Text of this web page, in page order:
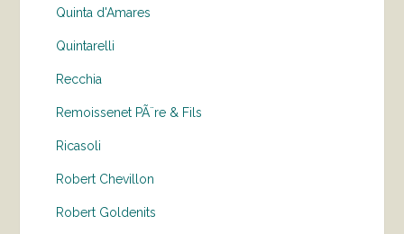
Quinta d'Amares
Quintarelli
Recchia
Remoissenet PÃ¨re & Fils
Ricasoli
Robert Chevillon
Robert Goldenits